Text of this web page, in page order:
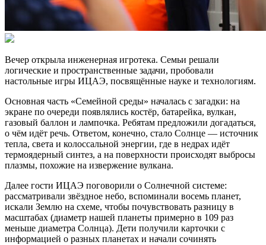
Вечер открыла инженерная игротека. Семьи решали
логические и пространственные задачи, пробовали
настольные игры ИЦАЭ, посвящённые науке и технологиям.
Основная часть «Семейной среды» началась с загадки: на
экране по очереди появлялись костёр, батарейка, вулкан,
газовый баллон и лампочка. Ребятам предложили догадаться,
о чём идёт речь. Ответом, конечно, стало Солнце — источник
тепла, света и колоссальной энергии, где в недрах идёт
термоядерный синтез, а на поверхности происходят выбросы
плазмы, похожие на извержение вулкана.
Далее гости ИЦАЭ поговорили о Солнечной системе:
рассматривали звёздное небо, вспоминали восемь планет,
искали Землю на схеме, чтобы почувствовать разницу в
масштабах (диаметр нашей планеты примерно в 109 раз
меньше диаметра Солнца). Дети получили карточки с
информацией о разных планетах и начали сочинять